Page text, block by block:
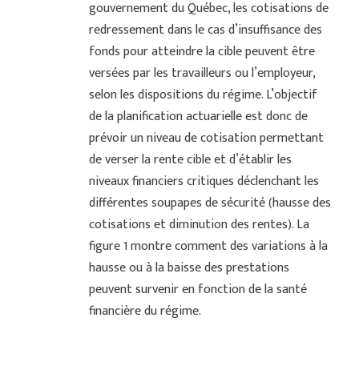
gouvernement du Québec, les cotisations de
redressement dans le cas d’insuffisance des
fonds pour atteindre la cible peuvent être
versées par les travailleurs ou l’employeur,
selon les dispositions du régime. L’objectif
de la planification actuarielle est donc de
prévoir un niveau de cotisation permettant
de verser la rente cible et d’établir les
niveaux financiers critiques déclenchant les
différentes soupapes de sécurité (hausse des
cotisations et diminution des rentes). La
figure 1 montre comment des variations à la
hausse ou à la baisse des prestations
peuvent survenir en fonction de la santé
financière du régime.